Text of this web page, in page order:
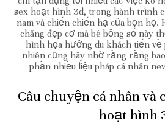
sex hoạt hình 3d, trong hành trình
nam và chiến chiến hạ của bọn họ.
chăng đẹp cơ mà bé bỏng số này
hình họa hưởng du khách tiến
nhiên cũng hãy nhờ rằng rằng
phần nhiều liệu pháp cá nhân
Câu chuyện cá nhân và
hoạt hình